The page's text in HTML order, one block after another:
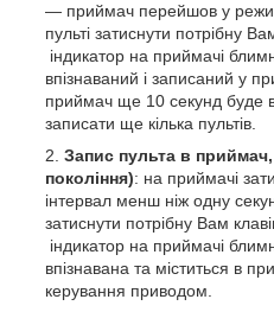
— приймач перейшов у
пульті затиснути потрібну
індикатор на приймачі
впізнаваний і записаний у
приймач ще 10 секунд буде
записати ще кілька пультів.
Запис пульта в
покоління): на приймачі
інтервал менш ніж одну
затиснути потрібну Вам
індикатор на приймачі
впізнавана та міститься в
керування приводом.